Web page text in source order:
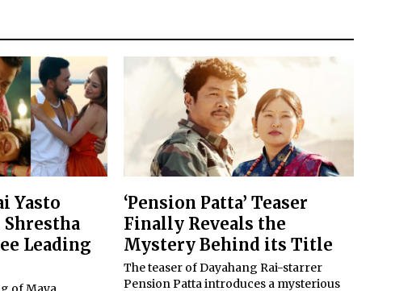
Yasto
Shrestha
Leading
‘Pension Patta’ Teaser
Finally Reveals the
Mystery Behind its Title
The teaser of Dayahang Rai-starrer
Pension Patta introduces a mysterious